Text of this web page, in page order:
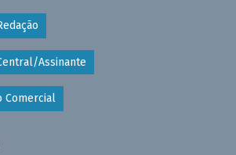
Assinante
Comercial